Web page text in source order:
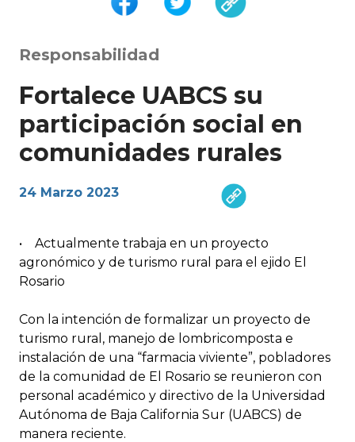
Responsabilidad
Fortalece UABCS su
participación social en
comunidades rurales
24 Marzo 2023
• Actualmente trabaja en un proyecto
agronómico y de turismo rural para el ejido El
Rosario
Con la intención de formalizar un proyecto de
turismo rural, manejo de lombricomposta e
instalación de una “farmacia viviente”, pobladores
de la comunidad de El Rosario se reunieron con
personal académico y directivo de la Universidad
Autónoma de Baja California Sur (UABCS) de
manera reciente.